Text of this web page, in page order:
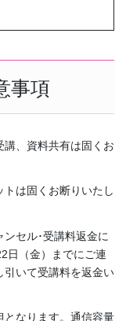
事項
講、資料共有は固くお
は固くお断りいたし
セル･受講料返金に
日（金）までにご連
引いて受講料を返金い
となります。通信容量